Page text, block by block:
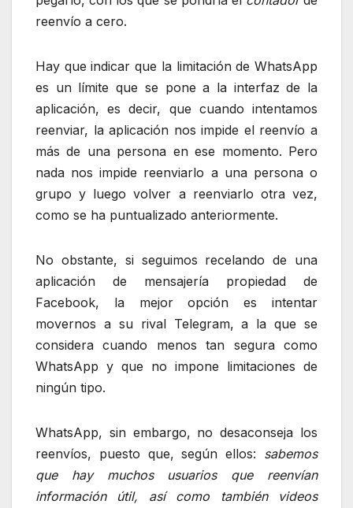
reenvío a cero.
Hay que indicar que la limitación de WhatsApp
es un límite que se pone a la interfaz de la
aplicación, es decir, que cuando intentamos
reenviar, la aplicación nos impide el reenvío a
más de una persona en ese momento. Pero
nada nos impide reenviarlo a una persona o
grupo y luego volver a reenviarlo otra vez,
como se ha puntualizado anteriormente.
No obstante, si seguimos recelando de una
aplicación de mensajería propiedad de
Facebook, la mejor opción es intentar
movernos a su rival Telegram, a la que se
considera cuando menos tan segura como
WhatsApp y que no impone limitaciones de
ningún tipo.
WhatsApp, sin embargo, no desaconseja los
reenvíos, puesto que, según ellos: sabemos
que hay muchos usuarios que reenvían
información útil, así como también videos